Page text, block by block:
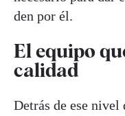
den por él.
El equipo
calidad
Detrás de ese nivel